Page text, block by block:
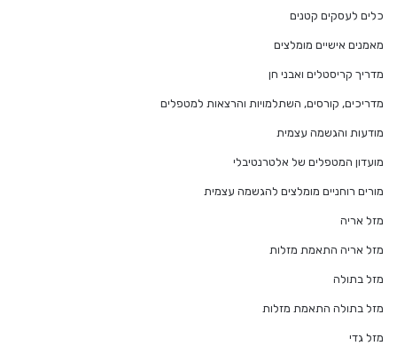
כלים לעסקים קטנים
מאמנים אישיים מומלצים
מדריך קריסטלים ואבני חן
מדריכים, קורסים, השתלמויות והרצאות למטפלים
מודעות והגשמה עצמית
מועדון המטפלים של אלטרנטיבלי
מורים רוחניים מומלצים להגשמה עצמית
מזל אריה
מזל אריה התאמת מזלות
מזל בתולה
מזל בתולה התאמת מזלות
מזל גדי